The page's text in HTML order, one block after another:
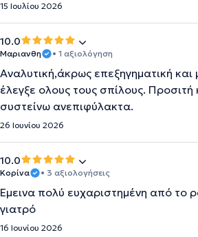
15 Ιουλίου 2026
10.0
Μαριανθη • 1 αξιολόγηση
Αναλυτική,άκρως επεξηγηματική και
έλεγξε ολους τους σπίλους. Προσιτή
συστείνω ανεπιφύλακτα.
26 Ιουνίου 2026
10.0
Κορίνα • 3 αξιολογήσεις
Έμεινα πολύ ευχαριστημένη από το
γιατρό
16 Ιουνίου 2026